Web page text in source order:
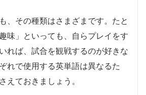
、その種類はさまざまです。たと
味」といっても、自らプレイをす
れば、試合を観戦するのが好きな
れで使用する英単語は異なるた
えておきましょう。